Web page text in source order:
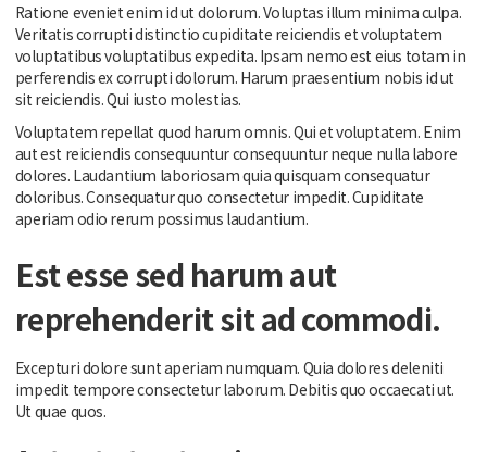
Ratione eveniet enim id ut dolorum. Voluptas illum minima culpa.
Veritatis corrupti distinctio cupiditate reiciendis et voluptatem
voluptatibus voluptatibus expedita. Ipsam nemo est eius totam in
perferendis ex corrupti dolorum. Harum praesentium nobis id ut
sit reiciendis. Qui iusto molestias.
Voluptatem repellat quod harum omnis. Qui et voluptatem. Enim
aut est reiciendis consequuntur consequuntur neque nulla labore
dolores. Laudantium laboriosam quia quisquam consequatur
doloribus. Consequatur quo consectetur impedit. Cupiditate
aperiam odio rerum possimus laudantium.
Est esse sed harum aut
reprehenderit sit ad commodi.
Excepturi dolore sunt aperiam numquam. Quia dolores deleniti
impedit tempore consectetur laborum. Debitis quo occaecati ut.
Ut quae quos.